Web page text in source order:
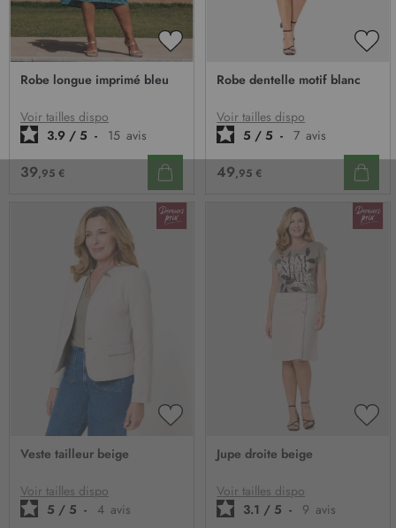
AJOUTER
D’ENVIE
Robe longue imprimé bleu
Voir tailles dispo
3.9 / 5 - 15 avis
39,95 €
Robe dentelle motif blanc
Voir tailles dispo
5 / 5 - 7 avis
49,95 €
D’ENVIE
Veste tailleur beige
Voir tailles dispo
5 / 5 - 4 avis
Jupe droite beige
Voir tailles dispo
3.1 / 5 - 9 avis